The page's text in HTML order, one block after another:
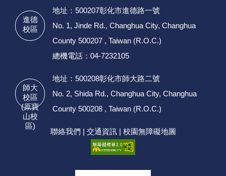
進德
校區
地址：500207彰化市進德路一號
No. 1, Jinde Rd., Changhua City, Changhua
County 500207 , Taiwan (R.O.C.)
總機電話：04-7232105
師大
校區
(原寶
山校
區)
地址：500208彰化市師大路二號
No. 2, Shida Rd., Changhua City, Changhua
County 500208 , Taiwan (R.O.C.)
聯絡我們 | 交通資訊| 校園無障礙地圖